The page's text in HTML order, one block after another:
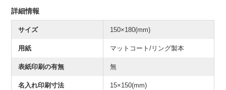
詳細情報
サイズ 150×180(mm)
用紙 マットコート/リング製本
表紙印刷の有無 無
名入れ印刷寸法 15×150(mm)